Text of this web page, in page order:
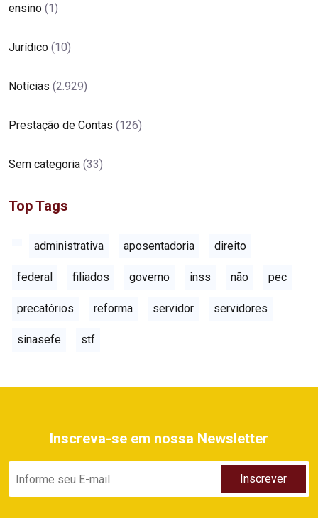
ensino (1)
Jurídico (10)
Notícias (2.929)
Prestação de Contas (126)
Sem categoria (33)
Top Tags
administrativa aposentadoria direito
federal filiados governo inss não pec
precatórios reforma servidor servidores
sinasefe stf
Inscreva-se em nossa Newsletter